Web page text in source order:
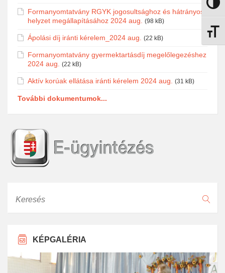
Nagy
Formanyomtatvány RGYK jogosultsághoz és hátrányos
helyzet megállapításához 2024 aug.
(98 kB)
Ápolási díj iránti kérelem_2024 aug. (22 kB)
Formanyomtatvány gyermektartásdíj megelőlegezéshez
2024 aug.
(22 kB)
Aktív korúak ellátása iránti kérelem 2024 aug. (31 kB)
További dokumentumok...
KÉPGALÉRIA